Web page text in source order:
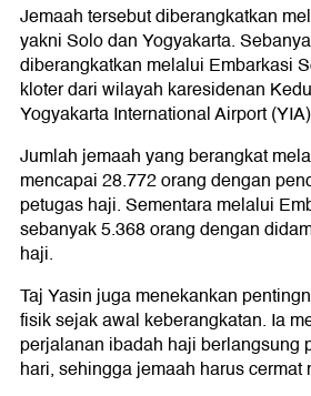
Jemaah tersebut diberangkatkan
yakni Solo dan Yogyakarta.
diberangkatkan melalui Embarkasi
kloter dari wilayah karesidenan
Yogyakarta International Airport
Jumlah jemaah yang berangkat
mencapai 28.772 orang dengan
petugas haji. Sementara melalui
sebanyak 5.368 orang dengan
haji.
Taj Yasin juga menekankan
fisik sejak awal keberangkatan. Ia
perjalanan ibadah haji berlangsung
hari, sehingga jemaah harus cermat